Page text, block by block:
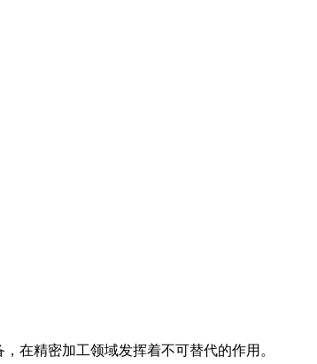
在精密加工领域发挥着不可替代的作用。